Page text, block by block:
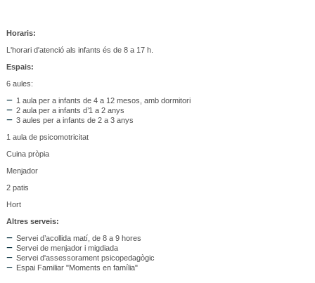
Horaris:
L'horari d'atenció als infants és de 8 a 17 h.
Espais:
6 aules:
1 aula per a infants de 4 a 12 mesos, amb dormitori
2 aula per a infants d’1 a 2 anys
3 aules per a infants de 2 a 3 anys
1 aula de psicomotricitat
Cuina pròpia
Menjador
2 patis
Hort
Altres serveis:
Servei d’acollida matí, de 8 a 9 hores
Servei de menjador i migdiada
Servei d'assessorament psicopedagògic
Espai Familiar "Moments en família"